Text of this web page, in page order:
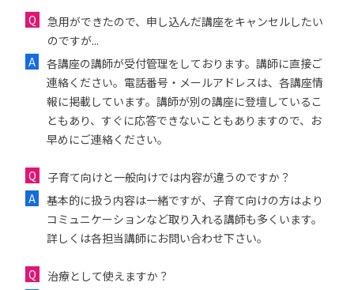
急用ができたので、申し込んだ講座をキャンセルしたい
のですが...
各講座の講師が受付管理をしております。講師に直接ご
連絡ください。電話番号・メールアドレスは、各講座情
報に掲載しています。講師が別の講座に登壇しているこ
ともあり、すぐに応答できないこともありますので、お
早めにご連絡ください。
子育て向けと一般向けでは内容が違うのですか？
基本的に扱う内容は一緒ですが、子育て向けの方はより
コミュニケーションなど取り入れる講師も多くいます。
詳しくは各担当講師にお問い合わせ下さい。
治療として使えますか？